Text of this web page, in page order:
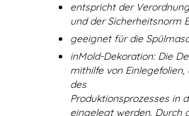
entspricht der
und der Sicherheitsnorm
geeignet für die
inMold-Dekoration: Die
mithilfe von Einlegefolien,
des
Produktionsprozesses in
eingelegt werden. Durch